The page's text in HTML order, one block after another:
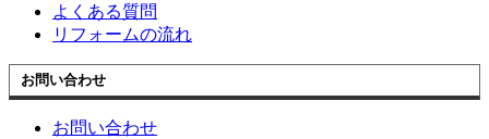
よくある質問
リフォームの流れ
お問い合わせ
お問い合わせ